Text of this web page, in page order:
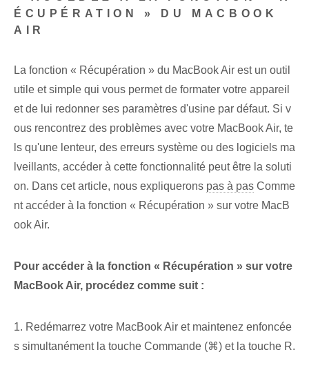
ÉCUPÉRATION » DU‌ MACBOOK
AIR
La fonction « Récupération » du MacBook Air est un outil
utile et simple qui vous permet de formater votre appareil
et de lui redonner ses paramètres d'usine par défaut. Si v
ous rencontrez des problèmes avec votre MacBook Air, te
ls qu'une lenteur, des erreurs système ou des logiciels ma
lveillants, accéder à cette fonctionnalité peut être la soluti
on. Dans cet article, nous expliquerons pas à pas Comme
nt accéder à la fonction « Récupération » sur votre MacB
ook Air.
Pour accéder à la fonction « Récupération » sur votre
MacBook Air, procédez comme suit :
1. Redémarrez votre MacBook Air et maintenez enfoncée
s simultanément la touche Commande⁢ (⌘) et la touche R.